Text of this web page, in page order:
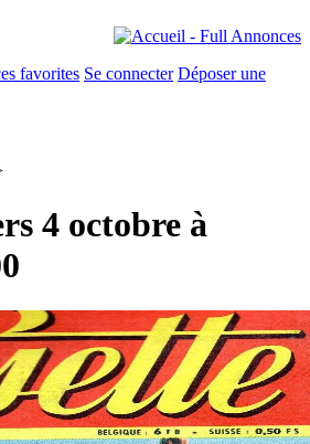
favorites Se connecter Déposer une
4 octobre à